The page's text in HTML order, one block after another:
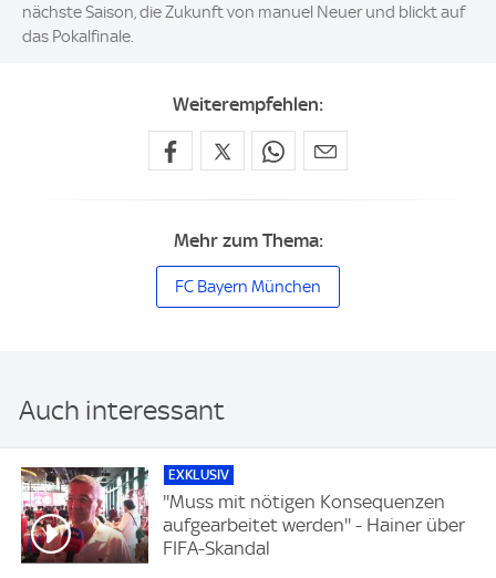
nächste Saison, die Zukunft von manuel Neuer und blickt auf
das Pokalfinale.
Weiterempfehlen:
Mehr zum Thema:
FC Bayern München
Auch interessant
EXKLUSIV
''Muss mit nötigen Konsequenzen
aufgearbeitet werden'' - Hainer über
FIFA-Skandal